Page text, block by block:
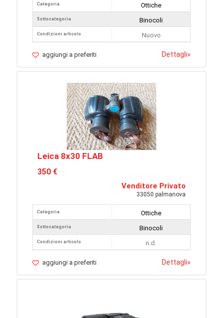
Categoria
Sottocategoria
Condizioni articolo
Ottiche
Binocoli
Nuovo
aggiungi a preferiti Dettagli»
Leica 8x30 FLAB
350 €
Venditore Privato
33050 palmanova
Categoria
Sottocategoria
Condizioni articolo
Ottiche
Binocoli
n.d.
aggiungi a preferiti Dettagli»